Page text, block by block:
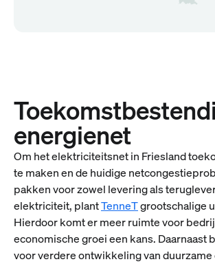
energienet
Om het elektriciteitsnet in Friesland
te maken en de huidige
pakken voor zowel levering als
elektriciteit, plantTenneTgrootschalige
Hierdoor komt er meer ruimte voor
economische groei een kans. Daarnaast
voor verdere ontwikkeling van